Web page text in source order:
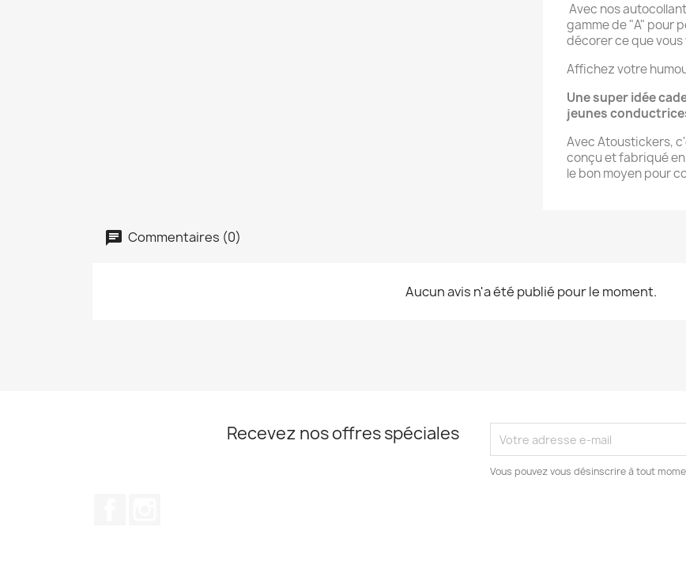
Avec nos
gamme de "A" pour
décorer ce que
Affichez votre
Une super idée
jeunes
Avec Atoustickers,
conçu et fabriqué
le bon moyen pour
Commentaires (0)
Aucun avis n'a été publié pour le moment.
Recevez nos offres spéciales
Vous pouvez vous désinscrire à tout